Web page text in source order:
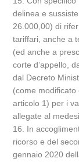
delinea e
26.000,00) di
tariffari, anche a
(ed anche a
corte d’appello,
dal Decreto
(come modificato
articolo 1) per i
allegate al
16. In
ricorso e del
gennaio 2020